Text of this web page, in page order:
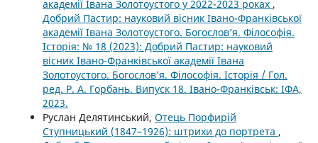
академії Івана Золотоустого у 2022-2023 роках ,
Добрий Пастир: науковий вісник Івано-Франківської
академії Івана Золотоустого. Богослов’я. Філософія.
Історія: № 18 (2023): Добрий Пастир: науковий
вісник Івано-Франківської академії Івана
Золотоустого. Богослов’я. Філософія. Історія / Гол.
ред. Р. А. Горбань. Випуск 18. Івано-Франківськ: ІФА,
2023.
Руслан Делятинський, Отець Порфирій
Ступницький (1847–1926): штрихи до портрета ,